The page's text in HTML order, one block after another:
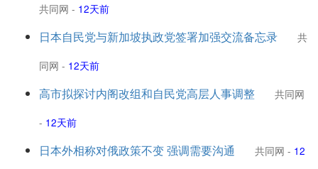
共同网 - 12天前
日本自民党与新加坡执政党签署加强交流备忘录
共
同网 - 12天前
高市拟探讨内阁改组和自民党高层人事调整
共同网
- 12天前
日本外相称对俄政策不变 强调需要沟通 共同网 - 12